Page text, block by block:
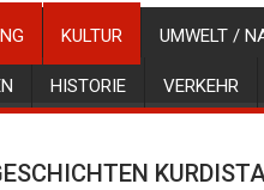
KULTUR UMWELT /
HISTORIE VERKEHR